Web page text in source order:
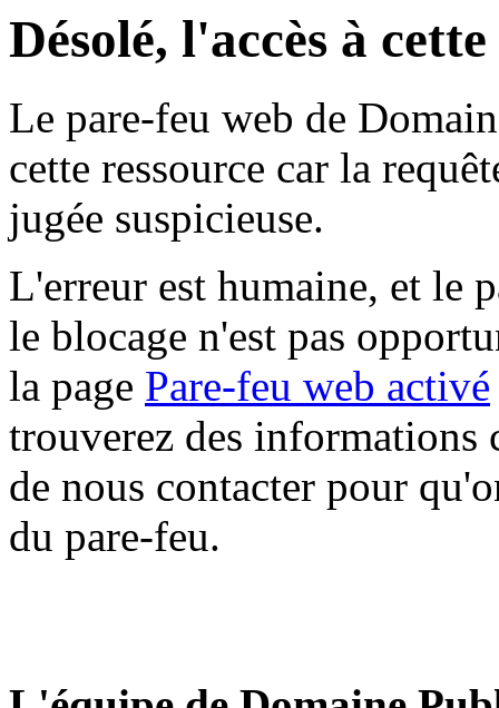
Désolé, l'accès à
Le pare-feu web de
cette ressource car la
jugée suspicieuse.
L'erreur est humaine, et le
le blocage n'est pas
la page Pare-feu web activé
trouverez des informations
de nous contacter pour
du pare-feu.